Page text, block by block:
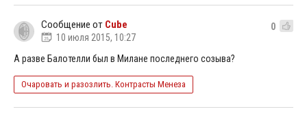
Сообщение от Cube
10 июля 2015, 10:27
0
А разве Балотелли был в Милане последнего созыва?
Очаровать и разозлить. Контрасты Менеза